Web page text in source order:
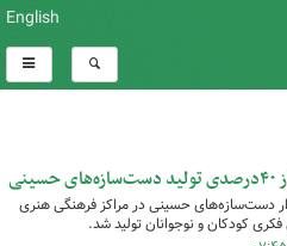
English
از ۶۰هزار دست‌سازه‌های حسینی در مراکز فرهنگی هنری
کودکان و نوجوانان تولید شد.